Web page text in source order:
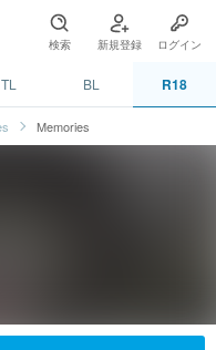
検索 新規登録 ログイン
TL BL R18
Memories